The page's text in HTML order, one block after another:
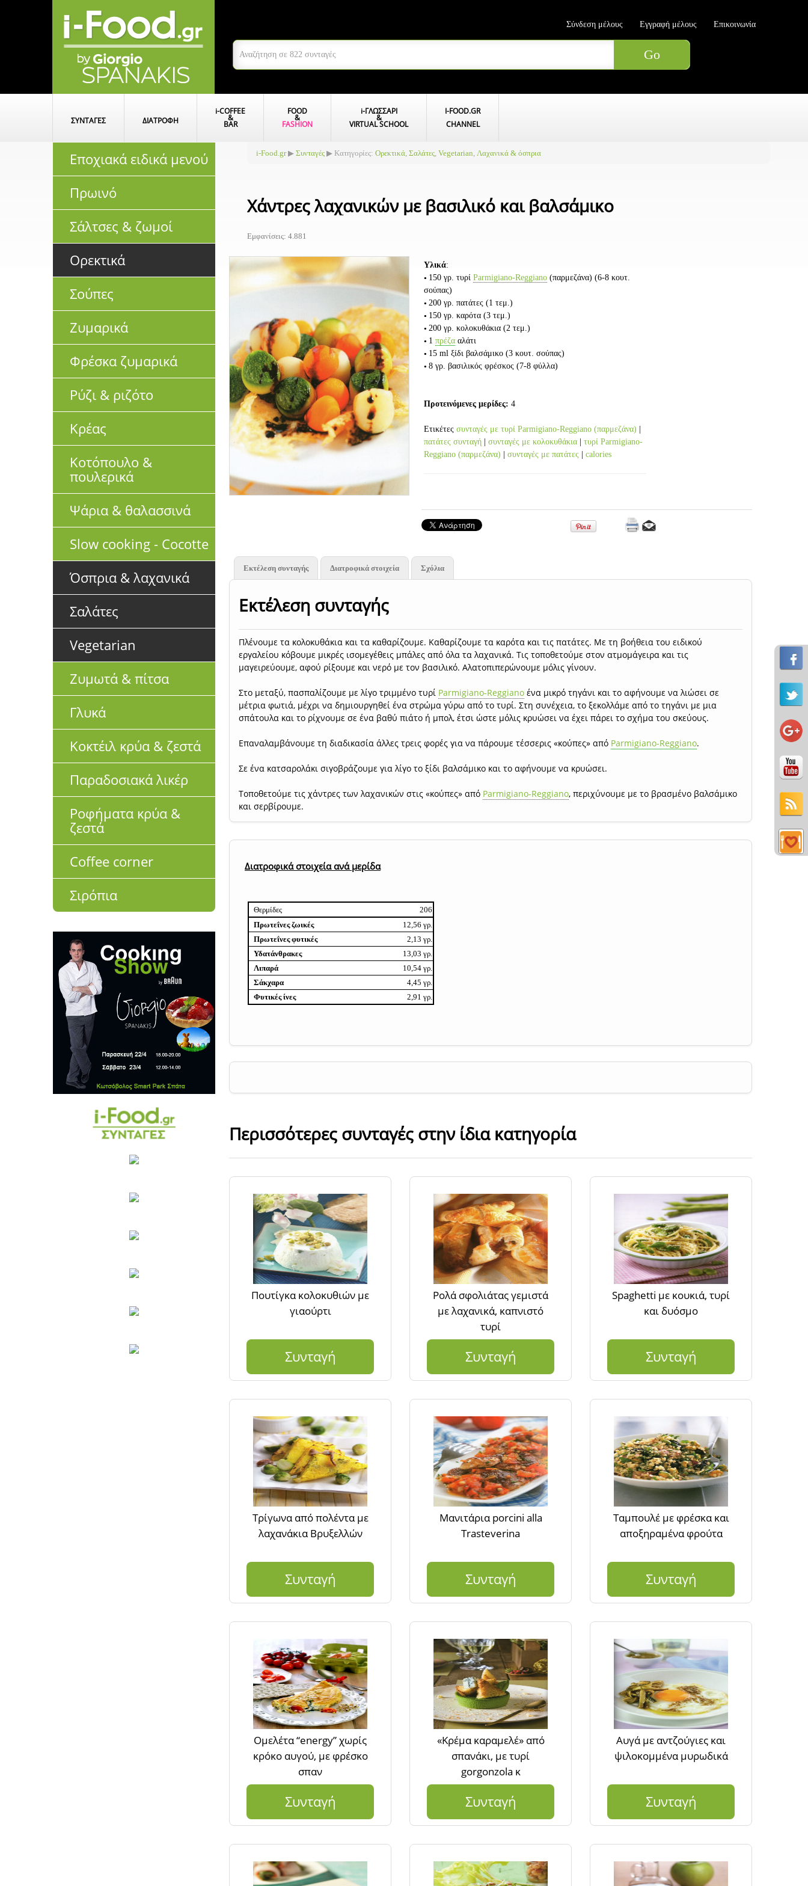
Σύνδεση μέλους Εγγραφή μέλους Επικοινωνία
ΣΥΝΤΑΓΕΣ ΔΙΑΤΡΟΦΗ
i-COFFEE
&
BAR
FOOD
&
FASHION
i-ΓΛΩΣΣΑΡΙ
&
VIRTUAL SCHOOL
I-FOOD.GR
CHANNEL
Εποχιακά ειδικά μενού
Πρωινό
Σάλτσες & ζωμοί
Ορεκτικά
Σούπες
Ζυμαρικά
Φρέσκα ζυμαρικά
Ρύζι & ριζότο
Κρέας
Κοτόπουλο &
πουλερικά
Ψάρια & θαλασσινά
Slow cooking - Cocotte
Όσπρια & λαχανικά
Σαλάτες
Vegetarian
Ζυμωτά & πίτσα
Γλυκά
Κοκτέιλ κρύα & ζεστά
Παραδοσιακά λικέρ
Ροφήματα κρύα &
ζεστά
Coffee corner
Σιρόπια
i-Food.gr▶ Συνταγές ▶ Κατηγορίες: Ορεκτικά, Σαλάτες, Vegetarian, Λαχανικά & όσπρια
Χάντρες λαχανικών με βασιλικό και βαλσάμικο
Εμφανίσεις: 4.881
Υλικά:
150 γρ. τυρί Parmigiano-Reggiano (παρμεζάνα) (6-8 κουτ.
σούπας)
200 γρ. πατάτες (1 τεμ.)
150 γρ. καρότα (3 τεμ.)
200 γρ. κολοκυθάκια (2 τεμ.)
1 πρέζα αλάτι
15 ml ξίδι βαλσάμικο (3 κουτ. σούπας)
8 γρ. βασιλικός φρέσκος (7-8 φύλλα)
Προτεινόμενες μερίδες: 4
Ετικέτες συνταγές με τυρί Parmigiano-Reggiano (παρμεζάνα)
πατάτες συνταγή
συνταγές με κολοκυθάκια
τυρί Parmigiano-
Reggiano (παρμεζάνα)
συνταγές με πατάτες calories
Εκτέλεση συνταγής Διατροφικά στοιχεία Σχόλια
Εκτέλεση συνταγής
Πλένουμε τα κολοκυθάκια και τα καθαρίζουμε. Καθαρίζουμε τα καρότα και τις πατάτες. Με τη βοήθεια του ειδικού
εργαλείου κόβουμε μικρές ισομεγέθεις μπάλες από όλα τα λαχανικά. Τις τοποθετούμε στον ατμομάγειρα και τις
μαγειρεύουμε, αφού ρίξουμε και νερό με τον βασιλικό. Αλατοπιπερώνουμε μόλις γίνουν.
Στο μεταξύ, πασπαλίζουμε με λίγο τριμμένο τυρί Parmigiano-Reggiano ένα μικρό τηγάνι και το αφήνουμε να λιώσει σε
μέτρια φωτιά, μέχρι να δημιουργηθεί ένα στρώμα γύρω από το τυρί. Στη συνέχεια, το ξεκολλάμε από το τηγάνι με μια
σπάτουλα και το ρίχνουμε σε ένα βαθύ πιάτο ή μπολ, έτσι ώστε μόλις κρυώσει να έχει πάρει το σχήμα του σκεύους.
Επαναλαμβάνουμε τη διαδικασία άλλες τρεις φορές για να πάρουμε τέσσερις «κούπες» από Parmigiano-Reggiano.
Σε ένα κατσαρολάκι σιγοβράζουμε για λίγο το ξίδι βαλσάμικο και το αφήνουμε να κρυώσει.
Τοποθετούμε τις χάντρες των λαχανικών στις «κούπες» από Parmigiano-Reggiano, περιχύνουμε με το βρασμένο βαλσάμικο
και σερβίρουμε.
Διατροφικά στοιχεία ανά μερίδα
Θερμίδες
206
Πρωτεΐνες ζωικές
12,56 γρ.
Πρωτεΐνες φυτικές
2,13 γρ.
Υδατάνθρακες
13,03 γρ.
Λιπαρά
10,54 γρ.
Σάκχαρα
4,45 γρ.
Φυτικές ίνες
2,91 γρ.
Περισσότερες συνταγές στην ίδια κατηγορία
Πουτίγκα κολοκυθιών με
γιαούρτι
Συνταγή
Ρολά σφολιάτας γεμιστά
με λαχανικά, καπνιστό
τυρί
Συνταγή
Spaghetti με κουκιά, τυρί
και δυόσμο
Συνταγή
Τρίγωνα από πολέντα με
λαχανάκια Βρυξελλών
Συνταγή
Μανιτάρια porcini alla
Trasteverina
Συνταγή
Ταμπουλέ με φρέσκα και
αποξηραμένα φρούτα
Συνταγή
Ομελέτα “energy” χωρίς
κρόκο αυγού, με φρέσκο
σπαν
Συνταγή
«Κρέμα καραμελέ» από
σπανάκι, με τυρί
gorgonzola κ
Συνταγή
Αυγά με αντζούγιες και
ψιλοκομμένα μυρωδικά
Συνταγή